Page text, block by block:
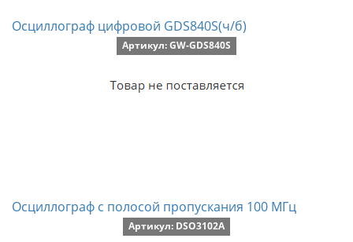
Осциллограф цифровой GDS840S(ч/б)
Артикул: GW-GDS840S
Осциллограф с полосой пропускания 100 МГц
Артикул: DSO3102A